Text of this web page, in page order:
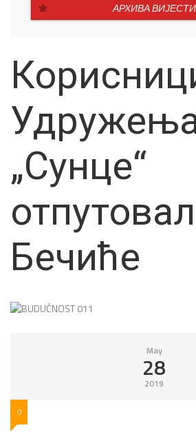
АРХИВА ВИЈЕСТИ
„Сунце“
Бечиће
May
28
2019
0